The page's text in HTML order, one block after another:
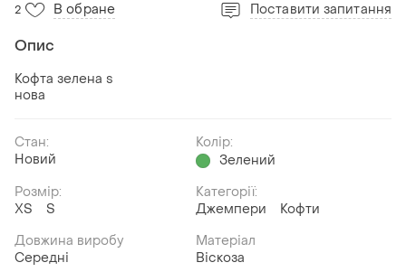
2 В обране Поставити запитання
Опис
Кофта зелена s
нова
Стан:
Новий
Колір:
Зелений
Розмір:
ХS
S
Категорії:
Джемпери
Кофти
Довжина виробу
Середні
Матеріал
Віскоза